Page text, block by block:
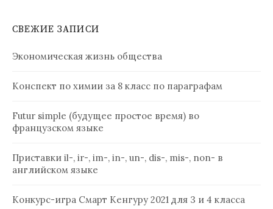
СВЕЖИЕ ЗАПИСИ
Экономическая жизнь общества
Конспект по химии за 8 класс по параграфам
Futur simple (будущее простое время) во
французском языке
Приставки il-, ir-, im-, in-, un-, dis-, mis-, non- в
английском языке
Конкурс-игра Смарт Кенгуру 2021 для 3 и 4 класса